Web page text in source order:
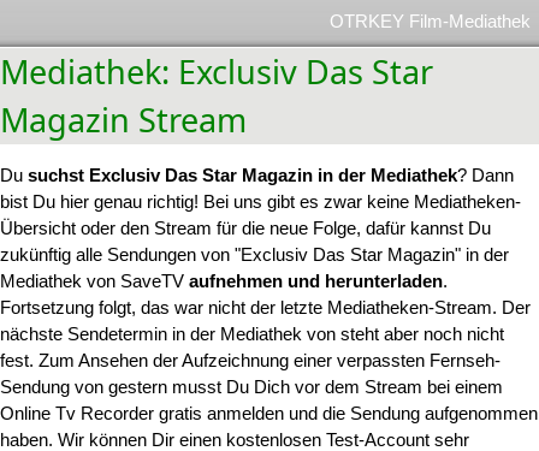
OTRKEY Film-Mediathek
Mediathek: Exclusiv Das Star
Magazin Stream
Du suchst Exclusiv Das Star Magazin in der Mediathek? Dann
bist Du hier genau richtig! Bei uns gibt es zwar keine Mediatheken-
Übersicht oder den Stream für die neue Folge, dafür kannst Du
zukünftig alle Sendungen von "Exclusiv Das Star Magazin" in der
Mediathek von SaveTV aufnehmen und herunterladen.
Fortsetzung folgt, das war nicht der letzte Mediatheken-Stream. Der
nächste Sendetermin in der Mediathek von steht aber noch nicht
fest. Zum Ansehen der Aufzeichnung einer verpassten Fernseh-
Sendung von gestern musst Du Dich vor dem Stream bei einem
Online Tv Recorder gratis anmelden und die Sendung aufgenommen
haben. Wir können Dir einen kostenlosen Test-Account sehr